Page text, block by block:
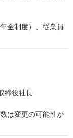
金制度）、従業員
締役社長
は変更の可能性が